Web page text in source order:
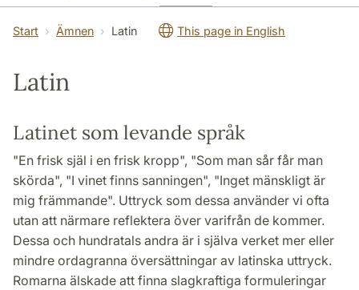
SOL-husen Kontakt Institutionen
Start Ämnen Latin This page in English
Latin
Latinet som levande språk
"En frisk själ i en frisk kropp", "Som man sår får man
skörda", "I vinet finns sanningen", "Inget mänskligt är
mig främmande". Uttryck som dessa använder vi ofta
utan att närmare reflektera över varifrån de kommer.
Dessa och hundratals andra är i själva verket mer eller
mindre ordagranna översättningar av latinska uttryck.
Romarna älskade att finna slagkraftiga formuleringar